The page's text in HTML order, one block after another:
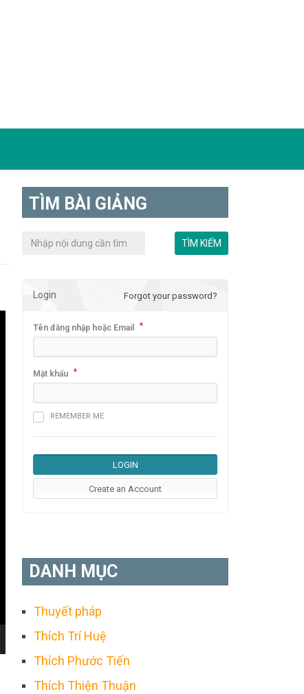
TÌM BÀI GIẢNG
Login Forgot your password?
Tên đăng nhập hoặc Email *
Mật khẩu *
REMEMBER ME
DANH MỤC
Thuyết pháp
Thích Trí Huệ
Thích Phước Tiến
Thích Thiện Thuận